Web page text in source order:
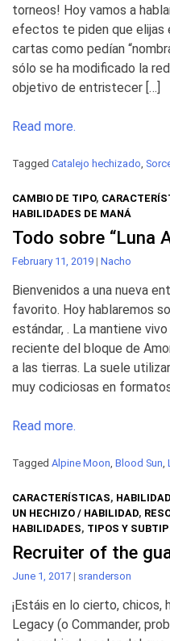
torneos! Hoy vamos a
efectos te piden que elijas
cartas como pedían
sólo se ha modificado la
objetivo de entristecer […]
Read more.
Tagged Catalejo hechizado,
CAMBIO DE TIPO,
HABILIDADES DE MANÁ
Todo sobre “Luna
February 11, 2019 | Nacho
Bienvenidos a una nueva
favorito. Hoy hablaremos
estándar, . La mantiene
reciente del bloque de
a las tierras. La suele
muy codiciosas en
Read more.
Tagged Alpine Moon, Blood Sun,
CARACTERÍSTICAS,
UN HECHIZO / HABILIDAD,
HABILIDADES, TIPOS Y
Recruiter of the
June 1, 2017 | sranderson
¡Estáis en lo cierto, chicos,
Legacy (o Commander,